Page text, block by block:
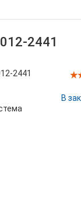
2441
В
2441